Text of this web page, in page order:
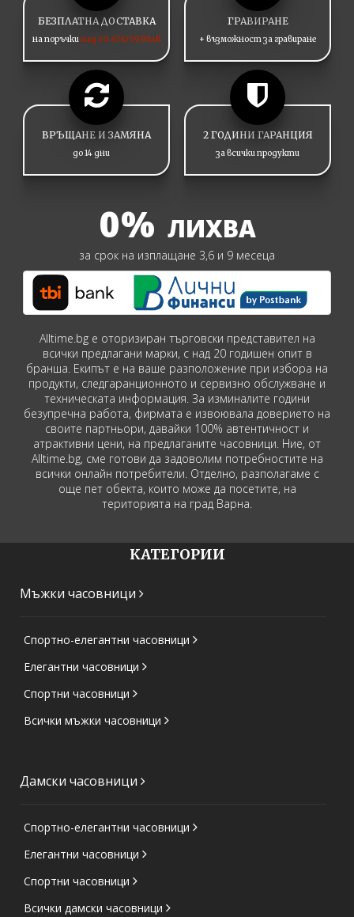
БЕЗПЛАТНА ДОСТАВКА
на поръчкинад 30.67€/59.90лв
ГРАВИРАНЕ
+ възможност за гравиране
ВРЪЩАНЕ И ЗАМЯНА
до 14 дни
2 ГОДИНИ ГАРАНЦИЯ
за всички продукти
0% ЛИХВА
за срок на изплащане 3,6 и 9 месеца
Alltime.bg е оторизиран търговски представител на
всички предлагани марки, с над 20 годишен опит в
бранша. Екипът е на ваше разположение при избора на
продукти, следгаранционното и сервизно обслужване и
техническата информация. За изминалите години
безупречна работа, фирмата е извоювала доверието на
своите партньори, давайки 100% автентичност и
атрактивни цени, на предлаганите часовници. Ние, от
Alltime.bg, сме готови да задоволим потребностите на
всички онлайн потребители. Отделно, разполагаме с
още пет обекта, които може да посетите, на
територията на град Варна.
КАТЕГОРИИ
Мъжки часовници
Спортно-елегантни часовници
Елегантни часовници
Спортни часовници
Всички мъжки часовници
Дамски часовници
Спортно-елегантни часовници
Елегантни часовници
Спортни часовници
Всички дамски часовници